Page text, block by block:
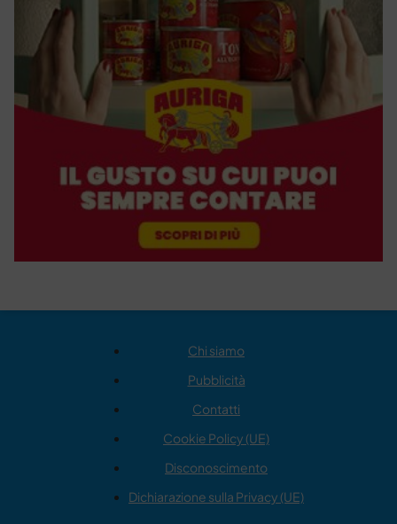
Chi siamo
Pubblicità
Contatti
Cookie Policy (UE)
Disconoscimento
Dichiarazione sulla Privacy (UE)